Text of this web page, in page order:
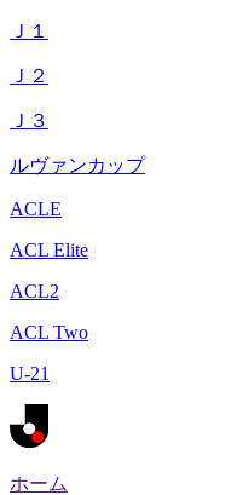
Ｊ１
Ｊ２
Ｊ３
ルヴァンカップ
ACLE
ACL Elite
ACL2
ACL Two
U-21
ホーム